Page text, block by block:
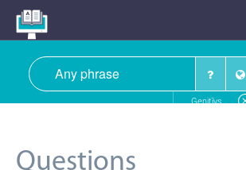
Ģenitīvs
Questions